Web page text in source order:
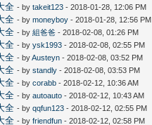
全 - bytakeit123 - 2018-01-28, 12:06 PM
全 - bymoneyboy - 2018-01-28, 12:56 PM
全 - by組爸爸 - 2018-02-08, 01:26 PM
全 - byysk1993 - 2018-02-08, 02:55 PM
全 - byAusteyn - 2018-02-08, 03:52 PM
全 - bystandly - 2018-02-08, 03:53 PM
全 - bycorabb - 2018-02-12, 10:36 AM
全 - byautoauto - 2018-02-12, 10:43 AM
全 - byqqfun123 - 2018-02-12, 02:55 PM
全 - byfriendfun - 2018-02-12, 02:58 PM